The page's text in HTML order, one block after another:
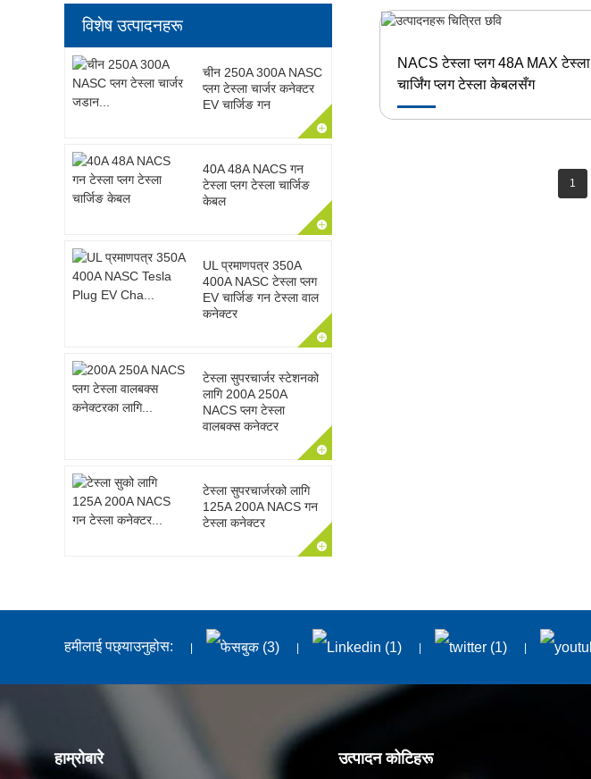
विशेष उत्पादनहरू
चीन 250A 300A NASC
प्लग टेस्ला चार्जर कनेक्टर
EV चार्जिङ गन
40A 48A NACS गन
टेस्ला प्लग टेस्ला चार्जिङ
केबल
UL प्रमाणपत्र 350A
400A NASC टेस्ला प्लग
EV चार्जिङ गन टेस्ला वाल
कनेक्टर
टेस्ला सुपरचार्जर स्टेशनको
लागि 200A 250A
NACS प्लग टेस्ला
वालबक्स कनेक्टर
टेस्ला सुपरचार्जरको लागि
125A 200A NACS गन
टेस्ला कनेक्टर
NACS टेस्ला प्लग 48A MAX टेस्ला
चार्जिंग प्लग टेस्ला केबलसँग
1
हमीलाई पछ्याउनुहोस:
हाम्रोबारे उत्पादन कोटिहरू